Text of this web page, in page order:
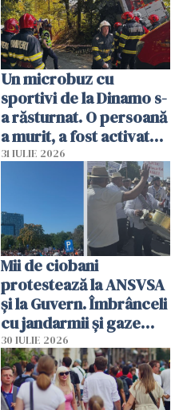
Un microbuz cu
sportivi de la Dinamo s-
a răsturnat. O persoană
a murit, a fost activat
planul roșu de
31 IULIE 2026
Mii de ciobani
protestează la ANSVSA
și la Guvern. Îmbrânceli
cu jandarmii și gaze
lacrimogene
30 IULIE 2026